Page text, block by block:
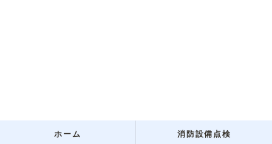
ホーム 消防設備点検